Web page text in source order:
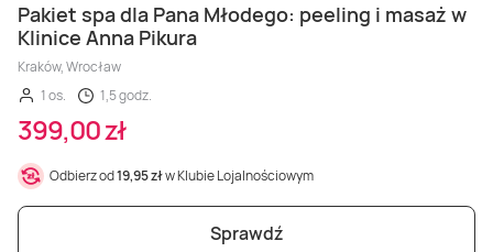
Pakiet spa dla Pana Młodego: peeling i masaż w
Klinice Anna Pikura
Kraków, Wrocław
1 os.
1,5 godz.
399,00 zł
Odbierz od19,95 złw Klubie Lojalnościowym
Sprawdź